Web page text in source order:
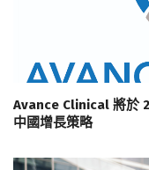
Avance Clinical 將於
中國增長策略